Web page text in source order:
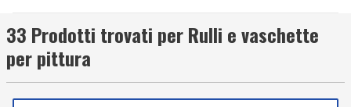
rulli per pittura e vaschette rullo pittura
professionali. Oltre a migliorare la qualità del
lavoro, l’uso di accessori adeguati permette di
ridurre sprechi di vernice, velocizzare i tempi
operativi e assicurare una copertura omogenea
33 Prodotti trovati per Rulli e vaschette
per pittura